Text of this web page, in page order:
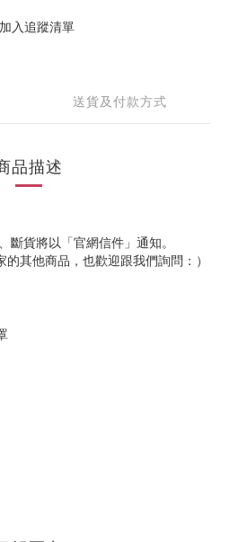
加入追蹤清單
送貨及付款方式
品描述
斷貨將以「官網信件」通知。
其他商品，也歡迎跟我們詢問：）